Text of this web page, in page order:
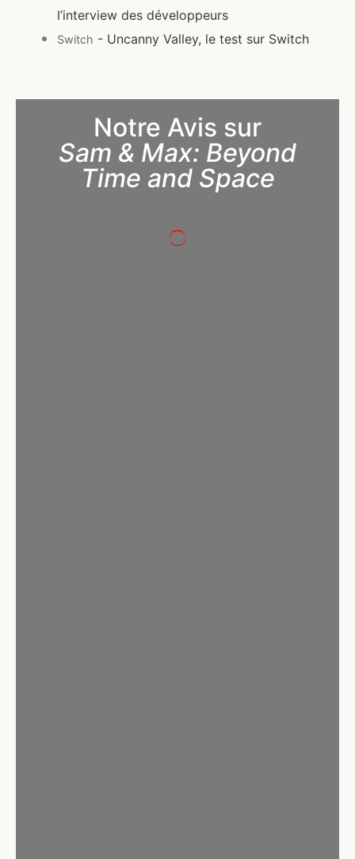
l’interview des développeurs
Switch - Uncanny Valley, le test sur Switch
Notre Avis sur
Sam & Max: Beyond
Time and Space